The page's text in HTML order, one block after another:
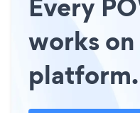
works on
platform.